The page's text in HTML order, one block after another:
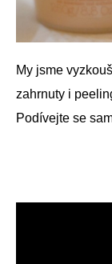
My jsme
zahrnuty i
Podívejte se